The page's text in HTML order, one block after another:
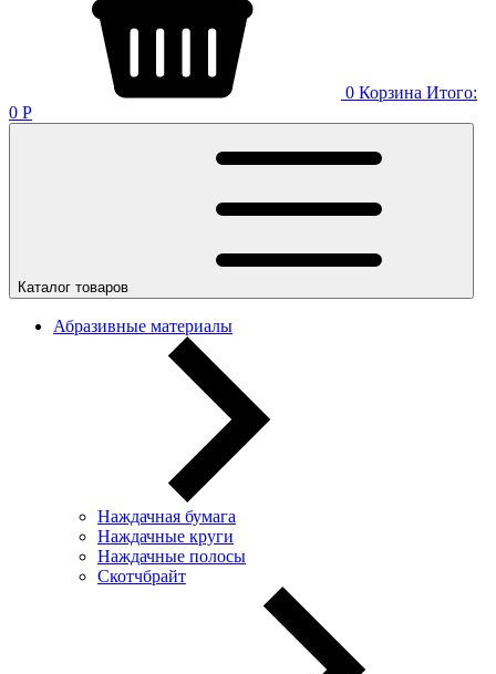
0 Корзина Итого:
0 Р
Каталог товаров
Абразивные материалы
Наждачная бумага
Наждачные круги
Наждачные полосы
Скотчбрайт